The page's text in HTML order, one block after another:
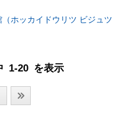
ホッカイドウリツ ビジュツ
1-20 を表示